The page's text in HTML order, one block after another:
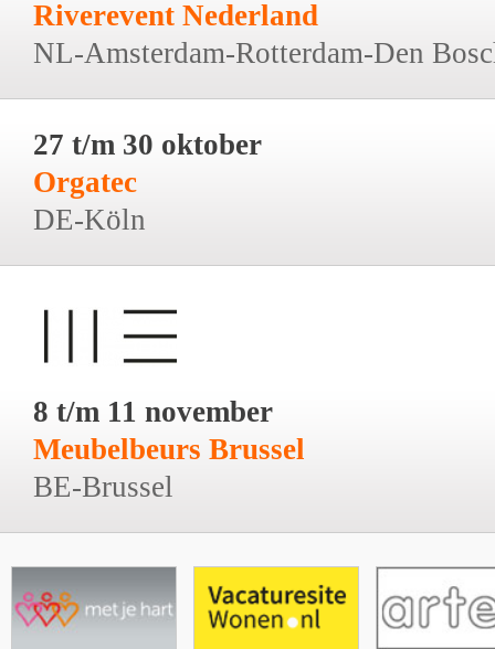
Riverevent Nederland
NL-Amsterdam-Rotterdam-Den
27 t/m 30 oktober
Orgatec
DE-Köln
8 t/m 11 november
Meubelbeurs Brussel
BE-Brussel